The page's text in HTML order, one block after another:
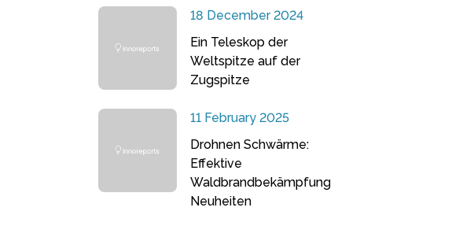
18 December 2024
Ein Teleskop der
Weltspitze auf der
Zugspitze
11 February 2025
Drohnen Schwärme:
Effektive
Waldbrandbekämpfung
Neuheiten